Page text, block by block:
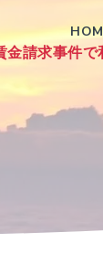
請求事件で